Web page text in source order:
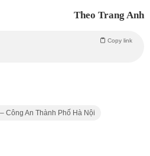
Theo Trang Anh
Copy link
Công An Thành Phố Hà Nội